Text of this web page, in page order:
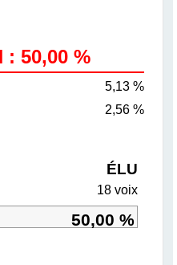
: 50,00 %
5,13 %
2,56 %
ÉLU
18 voix
50,00 %